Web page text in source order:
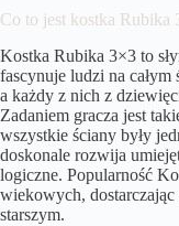
Co to jest kostka Rubika
Kostka Rubika 3×3 to
fascynuje ludzi na całym
a każdy z nich z
Zadaniem gracza jest
wszystkie ściany były
doskonale rozwija
logiczne. Popularność
wiekowych,
starszym.